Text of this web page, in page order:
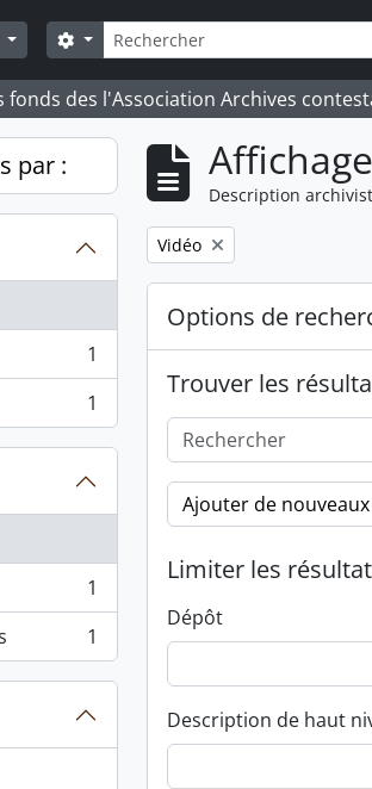
Rechercher
Search options
fonds des l'Association Archives
par :
1
1
1
1
Description
Remove filter:
Vidéo
Options de
Trouver les
Ajouter de
Limiter les
Dépôt
Description de haut